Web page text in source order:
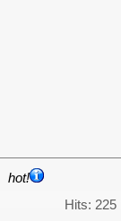
hot!
Hits: 225